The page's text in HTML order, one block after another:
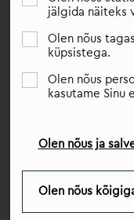
jälgida näiteks
Olen nõus
küpsistega.
Olen nõus
kasutame Sinu
Olen nõus ja
Olen nõus